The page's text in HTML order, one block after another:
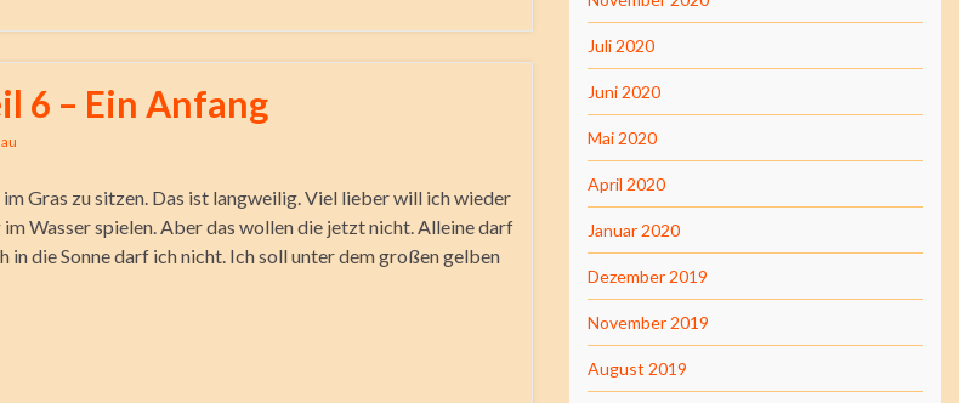
6 – Ein Anfang
Gras zu sitzen. Das ist langweilig. Viel lieber will ich wieder
Wasser spielen. Aber das wollen die jetzt nicht. Alleine darf
in die Sonne darf ich nicht. Ich soll unter dem großen gelben
Juli 2020
Juni 2020
Mai 2020
April 2020
Januar 2020
Dezember 2019
November 2019
August 2019